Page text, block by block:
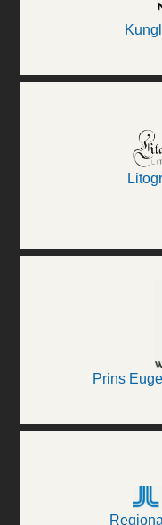
Prins